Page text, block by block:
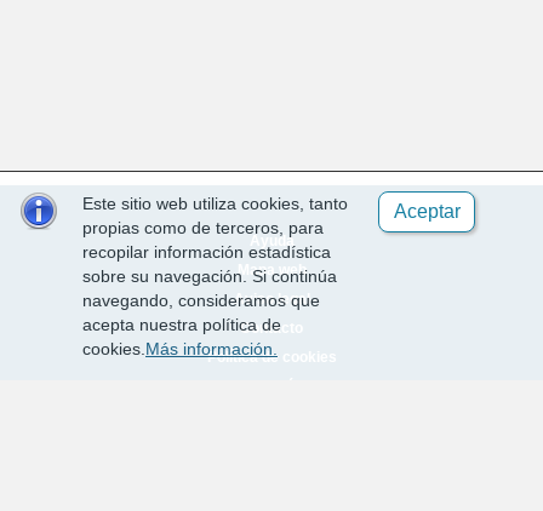
Aceptar
Este sitio web utiliza cookies, tanto
propias como de terceros, para
recopilar información estadística
sobre su navegación. Si continúa
navegando, consideramos que
acepta nuestra política de
cookies. Más información.
Ayuda
Mapa web
Aviso legal
Contacto
Política de cookies